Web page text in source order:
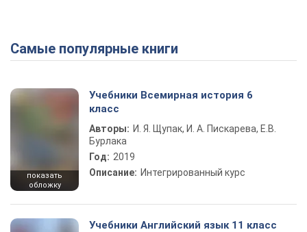
Самые популярные книги
показать
обложку
Учебники Всемирная история 6
класс
Авторы: И. Я. Щупак, И. А. Пискарева, Е.В.
Бурлака
Год: 2019
Описание: Интегрированный курс
Учебники Английский язык 11 класс